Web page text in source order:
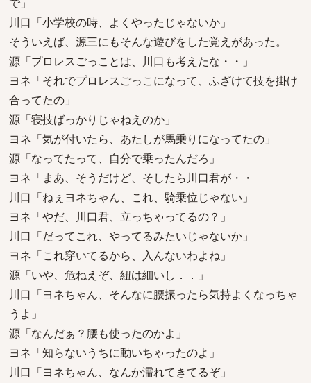
川口「小学校の時、よくやったじゃないか」
そういえば、源三にもそんな遊びをした覚えがあった。
源「プロレスごっことは、川口も考えたな・・」
ヨネ「それでプロレスごっこになって、ふざけて技を掛け
合ってたの」
源「寝技ばっかりじゃねえのか」
ヨネ「気が付いたら、あたしが馬乗りになってたの」
源「なってたって、自分で乗ったんだろ」
ヨネ「まあ、そうだけど、そしたら川口君が・・
川口「ねぇヨネちゃん、これ、騎乗位じゃない」
ヨネ「やだ、川口君、立っちゃってるの？」
川口「だってこれ、やってるみたいじゃないか」
ヨネ「これ穿いてるから、入んないわよね」
源「いや、危ねえぞ、紐は細いし．．」
川口「ヨネちゃん、そんなに腰振ったら気持よくなっちゃ
うよ」
源「なんだぁ？腰も使ったのかよ」
ヨネ「知らないうちに動いちゃったのよ」
川口「ヨネちゃん、なんか濡れてきてるぞ」